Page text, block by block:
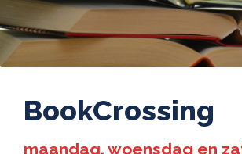
BookCrossing
maandag, woensdag en